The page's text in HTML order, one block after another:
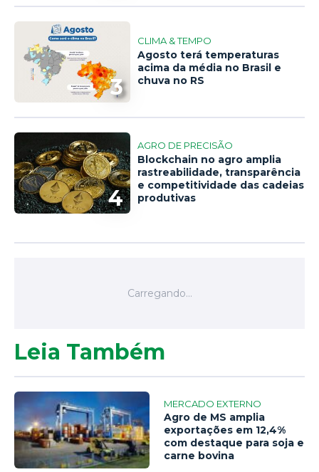
3
CLIMA & TEMPO
Agosto terá temperaturas
acima da média no Brasil e
chuva no RS
4
AGRO DE PRECISÃO
Blockchain no agro amplia
rastreabilidade, transparência
e competitividade das cadeias
produtivas
Leia Também
MERCADO EXTERNO
Agro de MS amplia
exportações em 12,4%
com destaque para soja e
carne bovina